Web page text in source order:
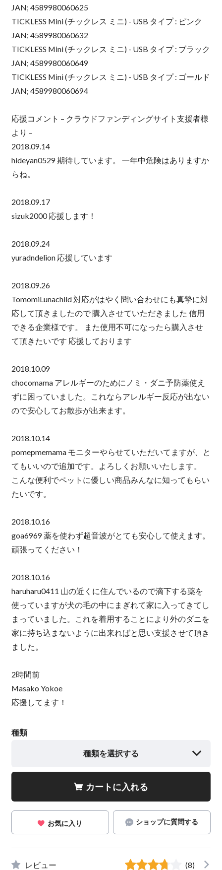
JAN; 4589980060625
TICKLESS Mini (チックレス ミニ) - USB タイプ : ピンク
JAN; 4589980060632
TICKLESS Mini (チックレス ミニ) - USB タイプ : ブラック
JAN; 4589980060649
TICKLESS Mini (チックレス ミニ) - USB タイプ : ゴールド
JAN; 4589980060694
応援コメント – クラウドファンディングサイト支援者様
より –
2018.09.14
hideyan0529 期待しています。 一年中危険はありますか
らね。
2018.09.17
sizuk2000 応援します！
2018.09.24
yuradndelion 応援しています
2018.09.26
TomomiLunachild 対応がはやく問い合わせにも真摯に対
応して頂きましたので 購入させていただきました 信用
できる企業様です。 また使用不可になったら購入させ
て頂きたいです 応援しております
2018.10.09
chocomama アレルギーのためにノミ・ダニ予防薬使え
ずに困っていました。これならアレルギー反応が出ない
ので安心してお散歩が出来ます。
2018.10.14
pomepmemama モニターやらせていただいてますが、と
てもいいので追加です。よろしくお願いいたします。
こんな便利でペットに優しい商品みんなに知ってもらい
たいです。
2018.10.16
goa6969 薬を使わず超音波がとても安心して使えます。
頑張ってください！
2018.10.16
haruharu0411 山の近くに住んでいるので滴下する薬を
使っていますが犬の毛の中にまぎれて家に入ってきてし
まっていました。これを着用することにより外のダニを
家に持ち込まないように出来ればと思い支援させて頂き
ました。
2時間前
Masako Yokoe
応援してます！
種類
種類を選択する
カートに入れる
お気に入り ショップに質問する
レビュー (8)